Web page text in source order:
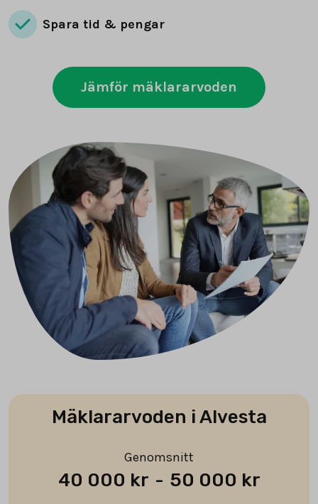
Spara tid & pengar
Jämför mäklararvoden
Mäklararvoden i Alvesta
Genomsnitt
40 000 kr - 50 000 kr